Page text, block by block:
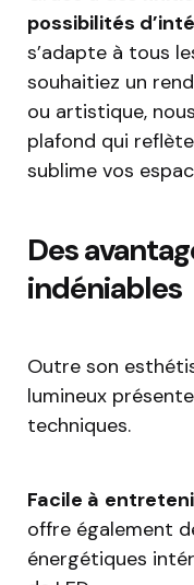
possibilités
s’adapte à tous
souhaitiez un
ou artistique,
plafond qui
sublime vos
Des
indéniables
Outre son
lumineux
techniques.
Facile à
offre également
énergétiques